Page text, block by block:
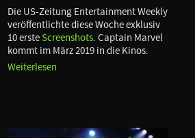
Die US-Zeitung Entertainment Weekly
veröffentlichte diese Woche exklusiv
10 ersteScreenshots. Captain Marvel
kommt im März 2019 in die Kinos.
Weiterlesen